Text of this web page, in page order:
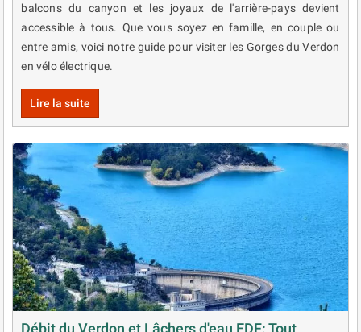
balcons du canyon et les joyaux de l'arrière-pays devient
accessible à tous. Que vous soyez en famille, en couple ou
entre amis, voici notre guide pour visiter les Gorges du Verdon
en vélo électrique.
Lire la suite
Débit du Verdon et Lâchers d'eau EDF: Tout